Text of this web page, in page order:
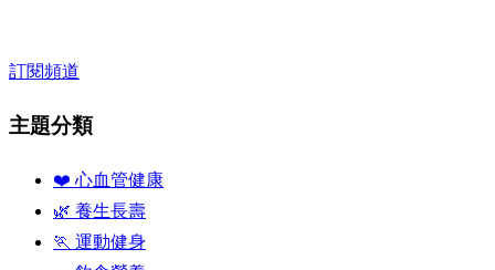
訂閱頻道
主題分類
❤️ 心血管健康
🌿 養生長壽
🏃 運動健身